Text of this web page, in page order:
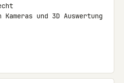
und 3D Auswertung